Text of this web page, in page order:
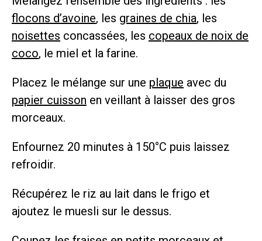
flocons d’avoine, les graines de chia, les
noisettes concassées, les copeaux de noix de
coco, le miel et la farine.
Placez le mélange sur une plaque avec du
papier cuisson en veillant à laisser des gros
morceaux.
Enfournez 20 minutes à 150°C puis laissez
refroidir.
Récupérez le riz au lait dans le frigo et
ajoutez le muesli sur le dessus.